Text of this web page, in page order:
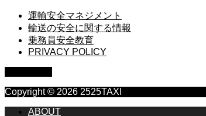
運輸安全マネジメント
輸送の安全に関する情報
乗務員安全教育
PRIVACY POLICY
Copyright © 2026 2525TAXI
ABOUT